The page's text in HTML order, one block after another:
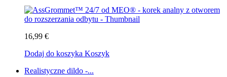
16,99 €
Dodaj do koszyka Koszyk
Realistyczne dildo -...